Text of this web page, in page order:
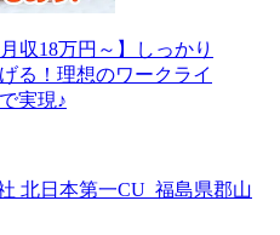
収18万円～】しっかり
る！理想のワークライ
実現♪
北日本第一CU_福島県郡山